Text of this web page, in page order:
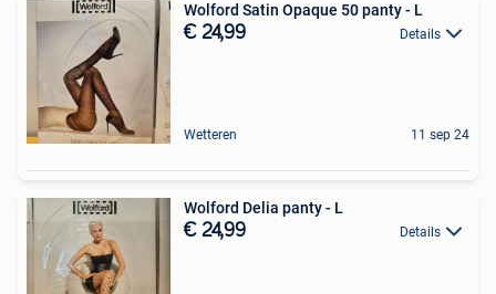
Wolford Satin Opaque 50 panty - L
€ 24,99 Details
Wetteren 11 sep 24
Wolford Delia panty - L
€ 24,99 Details